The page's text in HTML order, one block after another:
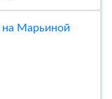
Марьиной